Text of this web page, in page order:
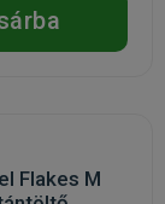
Flakes M